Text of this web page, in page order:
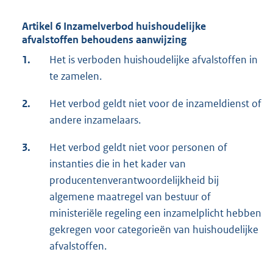
Artikel 6 Inzamelverbod huishoudelijke
afvalstoffen behoudens aanwijzing
1.
Het is verboden huishoudelijke afvalstoffen in
te zamelen.
2.
Het verbod geldt niet voor de inzameldienst of
andere inzamelaars.
3.
Het verbod geldt niet voor personen of
instanties die in het kader van
producentenverantwoordelijkheid bij
algemene maatregel van bestuur of
ministeriële regeling een inzamelplicht hebben
gekregen voor categorieën van huishoudelijke
afvalstoffen.